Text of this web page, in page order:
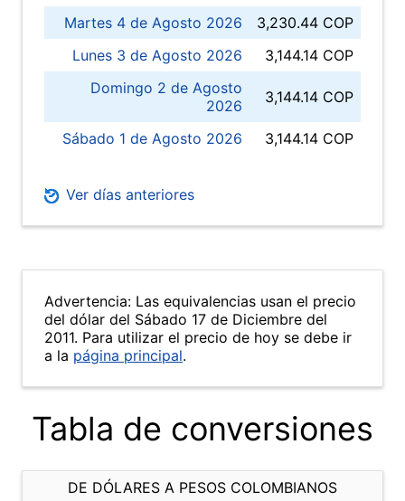
Martes 4 de Agosto 2026
3,230.44 COP
Lunes 3 de Agosto 2026
3,144.14 COP
Domingo 2 de Agosto
2026
3,144.14 COP
Sábado 1 de Agosto 2026 3,144.14 COP
Ver días anteriores
Advertencia: Las equivalencias usan el precio
del dólar del Sábado 17 de Diciembre del
2011. Para utilizar el precio de hoy se debe ir
a la página principal.
Tabla de conversiones
DE DÓLARES A PESOS COLOMBIANOS